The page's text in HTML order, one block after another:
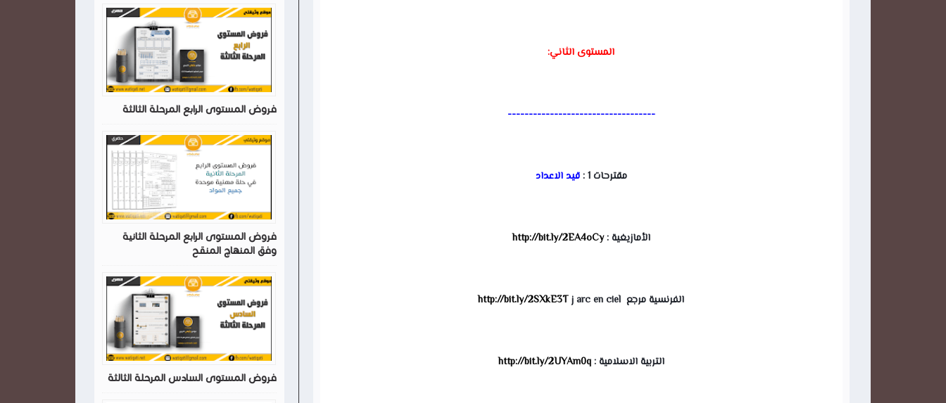
المستوى الثاني:
-----------------------------------
مقترحات 1 : قيد الاعداد
الأمازيغية : http://bit.ly/2EA4oCy
الفرنسية مرجع  arc en ciel ز http://bit.ly/2SXkE3T
التربية الاسلامية : http://bit.ly/2UYAm0q
فروض المستوى الرابع المرحلة الثالثة
فروض المستوى الرابع المرحلة الثانية
وفق المنهاج المنقح
فروض المستوى السادس المرحلة الثالثة